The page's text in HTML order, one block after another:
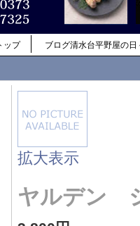
ップ ブログ清水台平野屋の日
拡大表示
ヤルデン